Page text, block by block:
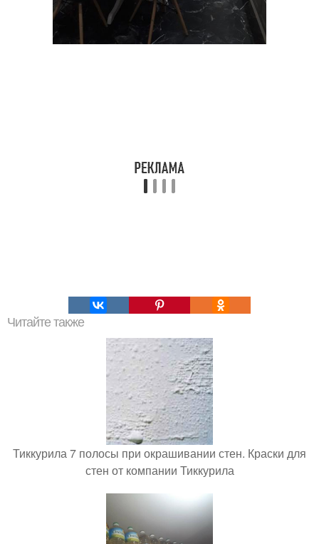
Читайте также
Тиккурила 7 полосы при окрашивании стен. Краски для
стен от компании Тиккурила